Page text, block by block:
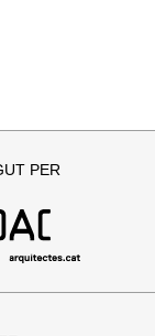
PER